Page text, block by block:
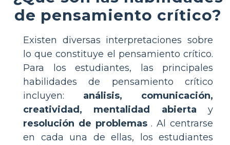
de pensamiento crítico?
Existen diversas interpretaciones sobre
lo que constituye el pensamiento crítico.
Para los estudiantes, las principales
habilidades de pensamiento crítico
incluyen: análisis, comunicación,
creatividad, mentalidad abierta y
resolución de problemas. Al centrarse
en cada una de ellas, los estudiantes